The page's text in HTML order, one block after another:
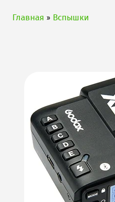
Главная » Вспышки